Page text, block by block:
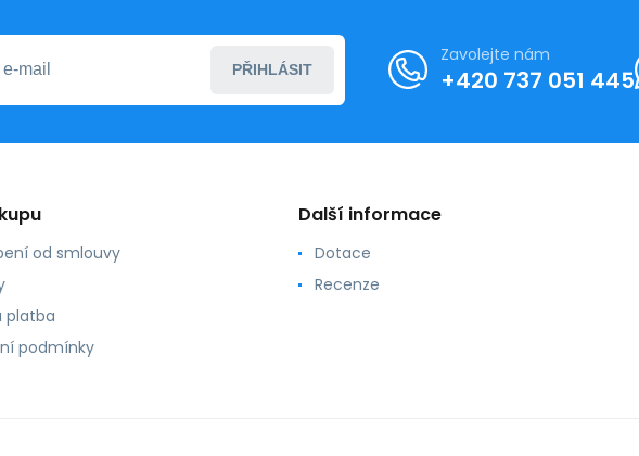
PŘIHLÁSIT
Zavolejte nám
+420 737 051 445
od smlouvy
platba
podmínky
Další informace
Dotace
Recenze